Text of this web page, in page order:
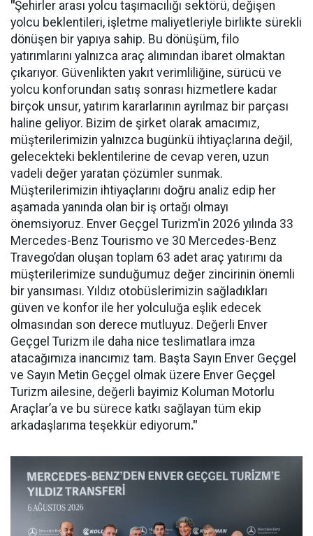
"Şehirler arası yolcu taşımacılığı sektörü, değişen
yolcu beklentileri, işletme maliyetleriyle birlikte sürekli
dönüşen bir yapıya sahip. Bu dönüşüm, filo
yatırımlarını yalnızca araç alımından ibaret olmaktan
çıkarıyor. Güvenlikten yakıt verimliliğine, sürücü ve
yolcu konforundan satış sonrası hizmetlere kadar
birçok unsur, yatırım kararlarının ayrılmaz bir parçası
haline geliyor. Bizim de şirket olarak amacımız,
müşterilerimizin yalnızca bugünkü ihtiyaçlarına değil,
gelecekteki beklentilerine de cevap veren, uzun
vadeli değer yaratan çözümler sunmak.
Müşterilerimizin ihtiyaçlarını doğru analiz edip her
aşamada yanında olan bir iş ortağı olmayı
önemsiyoruz. Enver Geçgel Turizm'in 2026 yılında 33
Mercedes-Benz Tourismo ve 30 Mercedes-Benz
Travego’dan oluşan toplam 63 adet araç yatırımı da
müşterilerimize sunduğumuz değer zincirinin önemli
bir yansıması. Yıldız otobüslerimizin sağladıkları
güven ve konfor ile her yolculuğa eşlik edecek
olmasından son derece mutluyuz. Değerli Enver
Geçgel Turizm ile daha nice teslimatlara imza
atacağımıza inancımız tam. Başta Sayın Enver Geçgel
ve Sayın Metin Geçgel olmak üzere Enver Geçgel
Turizm ailesine, değerli bayimiz Koluman Motorlu
Araçlar’a ve bu sürece katkı sağlayan tüm ekip
arkadaşlarıma teşekkür ediyorum."